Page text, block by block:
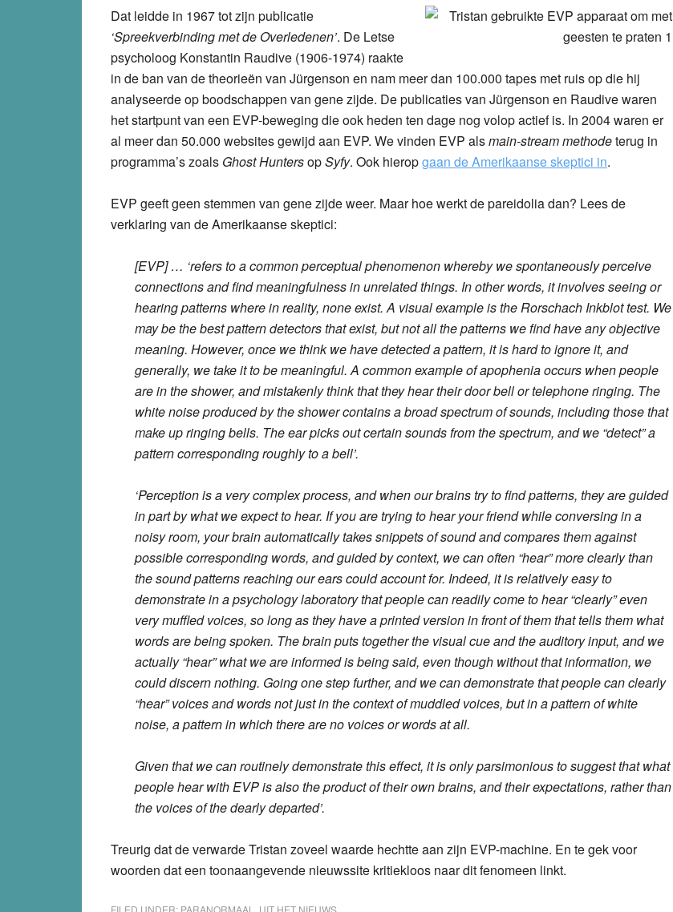
Dat leidde in 1967 tot zijn publicatie
‘Spreekverbinding met de Overledenen’. De Letse
psycholoog Konstantin Raudive (1906-1974) raakte
in de ban van de theorieën van Jürgenson en nam meer dan 100.000 tapes met ruis op die hij
analyseerde op boodschappen van gene zijde. De publicaties van Jürgenson en Raudive waren
het startpunt van een EVP-beweging die ook heden ten dage nog volop actief is. In 2004 waren er
al meer dan 50.000 websites gewijd aan EVP. We vinden EVP alsmain-stream methodeterug in
programma’s zoals Ghost HuntersopSyfy. Ook hieropgaan de Amerikaanse skeptici in.
EVP geeft geen stemmen van gene zijde weer. Maar hoe werkt de pareidolia dan? Lees de
verklaring van de Amerikaanse skeptici:
[EVP] … ‘refers to a common perceptual phenomenon whereby we spontaneously perceive
connections and find meaningfulness in unrelated things. In other words, it involves seeing or
hearing patterns where in reality, none exist. A visual example is the Rorschach Inkblot test. We
may be the best pattern detectors that exist, but not all the patterns we find have any objective
meaning. However, once we think we have detected a pattern, it is hard to ignore it, and
generally, we take it to be meaningful. A common example of apophenia occurs when people
are in the shower, and mistakenly think that they hear their door bell or telephone ringing. The
white noise produced by the shower contains a broad spectrum of sounds, including those that
make up ringing bells. The ear picks out certain sounds from the spectrum, and we “detect” a
pattern corresponding roughly to a bell’.
‘Perception is a very complex process, and when our brains try to find patterns, they are guided
in part by what we expect to hear. If you are trying to hear your friend while conversing in a
noisy room, your brain automatically takes snippets of sound and compares them against
possible corresponding words, and guided by context, we can often “hear” more clearly than
the sound patterns reaching our ears could account for. Indeed, it is relatively easy to
demonstrate in a psychology laboratory that people can readily come to hear “clearly” even
very muffled voices, so long as they have a printed version in front of them that tells them what
words are being spoken. The brain puts together the visual cue and the auditory input, and we
actually “hear” what we are informed is being said, even though without that information, we
could discern nothing. Going one step further, and we can demonstrate that people can clearly
“hear” voices and words not just in the context of muddled voices, but in a pattern of white
noise, a pattern in which there are no voices or words at all.
Given that we can routinely demonstrate this effect, it is only parsimonious to suggest that what
people hear with EVP is also the product of their own brains, and their expectations, rather than
the voices of the dearly departed’.
Treurig dat de verwarde Tristan zoveel waarde hechtte aan zijn EVP-machine. En te gek voor
woorden dat een toonaangevende nieuwssite kritiekloos naar dit fenomeen linkt.
FILED UNDER: PARANORMAAL UIT HET NIEUWS